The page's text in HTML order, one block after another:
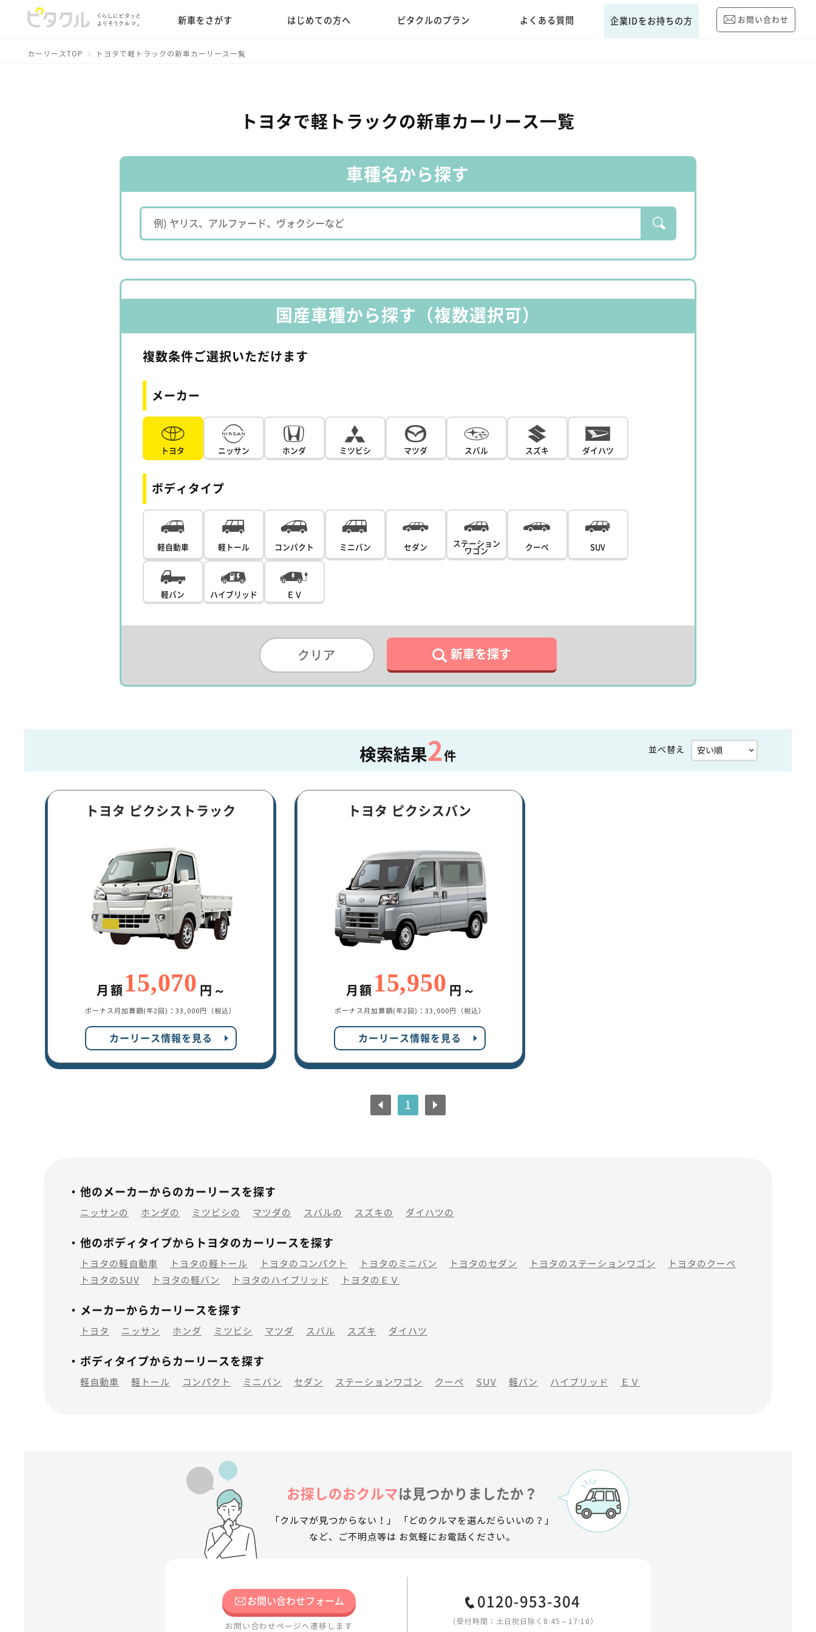
新車をさがす はじめての方へ ピタクルのプラン よくある質問 企業IDをお持ちの方 お問い合わせ
カーリースTOP トヨタで軽トラックの新車カーリース一覧
トヨタで軽トラックの新車カーリース一覧
車種名から探す
国産車種から探す （複数選択可）
複数条件ご選択いただけます
メーカー
トヨタ ニッサン ホンダ ミツビシ マツダ スバル スズキ ダイハツ
ボディタイプ
軽自動車 軽トール コンパクト ミニバン セダン
ステーション
ワゴン
クーペ SUV
軽バン ハイブリッド ＥＶ
クリア 新車を探す
検索結果2件
並べ替え
トヨタ ピクシストラック
月額 15,070 円～
ボーナス月加算額(年2回)：33,000円（税込）
カーリース情報を見る
トヨタ ピクシスバン
月額 15,950 円～
ボーナス月加算額(年2回)： 33,000円（税込）
カーリース情報を見る
1
他のメーカーからのカーリースを探す
ニッサンの ホンダの ミツビシの マツダの スバルの スズキの ダイハツの
他のボディタイプからトヨタのカーリースを探す
トヨタの軽自動車 トヨタの軽トール トヨタのコンパクト トヨタのミニバン トヨタのセダン トヨタのステーションワゴン
トヨタのクーペ
トヨタのSUV
トヨタの軽バン トヨタのハイブリッド トヨタのＥＶ
メーカーからカーリースを探す
トヨタ ニッサン ホンダ ミツビシ マツダ スバル スズキ ダイハツ
ボディタイプからカーリースを探す
軽自動車 軽トール コンパクト ミニバン セダン ステーションワゴン クーペ SUV 軽バン ハイブリッド ＥＶ
お探しのおクルマは見つかりましたか？
「クルマが見つからない！」
「どのクルマを選んだらいいの？」
など、ご不明点等は お気軽にお電話ください。
お問い合わせフォーム
お問い合わせページへ遷移します
0120-953-304
（受付時間：土日祝日除く8:45～17:10）